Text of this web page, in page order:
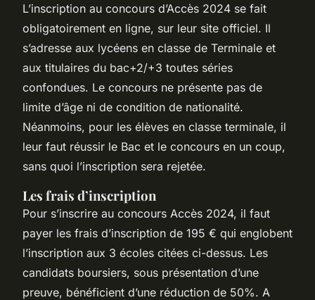
L’inscription au concours d’Accès 2024 se fait
obligatoirement en ligne, sur leur site officiel. Il
s’adresse aux lycéens en classe de Terminale et
aux titulaires du bac+2/+3 toutes séries
confondues. Le concours ne présente pas de
limite d’âge ni de condition de nationalité.
Néanmoins, pour les élèves en classe terminale, il
leur faut réussir le Bac et le concours en un coup,
sans quoi l’inscription sera rejetée.
Les frais d’inscription
Pour s’inscrire au concours Accès 2024, il faut
payer les frais d’inscription de 195 € qui englobent
l’inscription aux 3 écoles citées ci-dessus. Les
candidats boursiers, sous présentation d’une
preuve, bénéficient d’une réduction de 50%. A